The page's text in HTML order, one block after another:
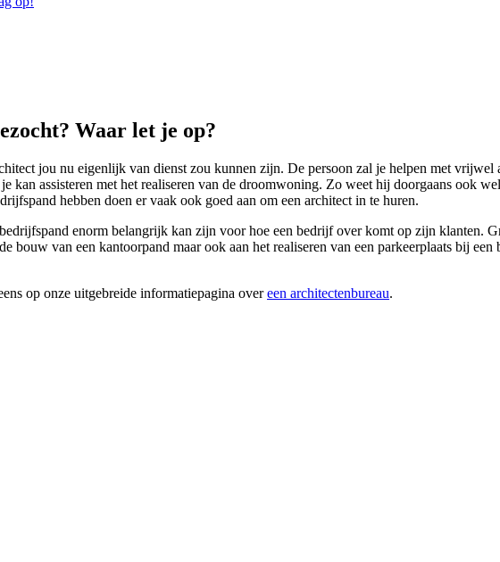
Waar let je op?
jou nu eigenlijk van dienst zou kunnen zijn. De persoon zal je helpen met
kan assisteren met het realiseren van de droomwoning. Zo weet hij doorgaans ook
hebben doen er vaak ook goed aan om een architect in te huren.
enorm belangrijk kan zijn voor hoe een bedrijf over komt op zijn klanten.
bouw van een kantoorpand maar ook aan het realiseren van een parkeerplaats bij
op onze uitgebreide informatiepagina overeen architectenbureau.